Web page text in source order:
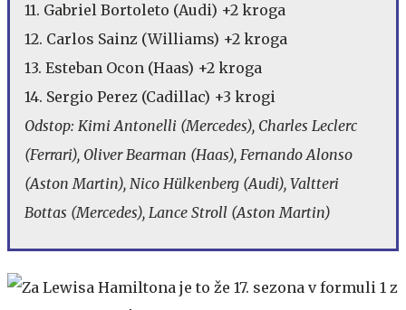
11. Gabriel Bortoleto (Audi) +2 kroga
12. Carlos Sainz (Williams) +2 kroga
13. Esteban Ocon (Haas) +2 kroga
14. Sergio Perez (Cadillac) +3 krogi
Odstop: Kimi Antonelli (Mercedes), Charles Leclerc
(Ferrari), Oliver Bearman (Haas), Fernando Alonso
(Aston Martin), Nico Hülkenberg (Audi), Valtteri
Bottas (Mercedes), Lance Stroll (Aston Martin)